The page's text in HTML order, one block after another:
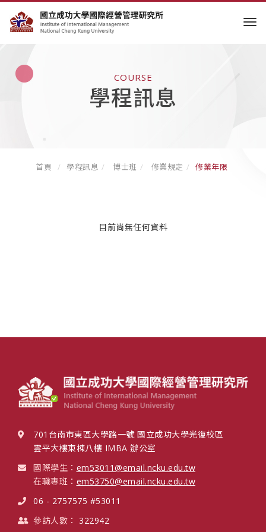
COURSE
學程訊息
首頁 學程訊息 博士班 修業規定 修業年限
目前尚無任何資料
701台南市東區大學路一號 國立成功大學光復校區
雲平大樓東棟八樓 IMBA 辦公室
國際學生： em53011@email.ncku.edu.tw
在職專班： em53750@email.ncku.edu.tw
06 - 2757575 #53011
參訪人數： 322942